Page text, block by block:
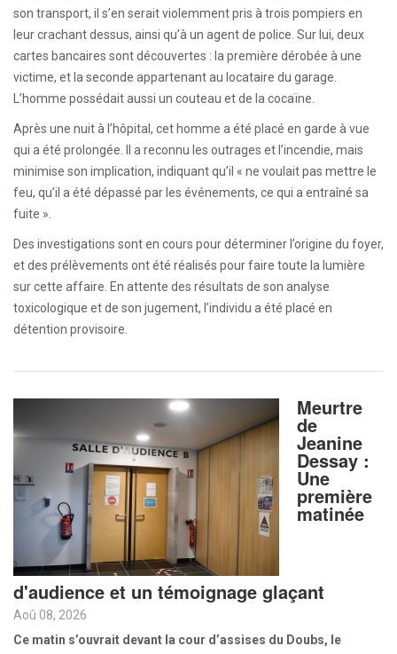
son transport, il s’en serait violemment pris à trois pompiers en
leur crachant dessus, ainsi qu’à un agent de police. Sur lui, deux
cartes bancaires sont découvertes : la première dérobée à une
victime, et la seconde appartenant au locataire du garage.
L’homme possédait aussi un couteau et de la cocaïne.
Après une nuit à l’hôpital, cet homme a été placé en garde à vue
qui a été prolongée. Il a reconnu les outrages et l’incendie, mais
minimise son implication, indiquant qu’il « ne voulait pas mettre le
feu, qu’il a été dépassé par les événements, ce qui a entraîné sa
fuite ».
Des investigations sont en cours pour déterminer l’origine du foyer,
et des prélèvements ont été réalisés pour faire toute la lumière
sur cette affaire. En attente des résultats de son analyse
toxicologique et de son jugement, l’individu a été placé en
détention provisoire.
Meurtre
de
Jeanine
Dessay :
Une
première
matinée
d'audience et un témoignage glaçant
Aoû 08, 2026
Ce matin s’ouvrait devant la cour d’assises du Doubs, le